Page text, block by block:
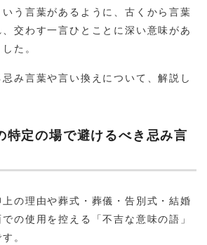
う言葉があるように、古くから言葉
交わす一言ひとことに深い意味があ
た。
み言葉や言い換えについて、解説し
特定の場で避けるべき忌み言
の理由や葬式・葬儀・告別式・結婚
の使用を控える「不吉な意味の語」
。